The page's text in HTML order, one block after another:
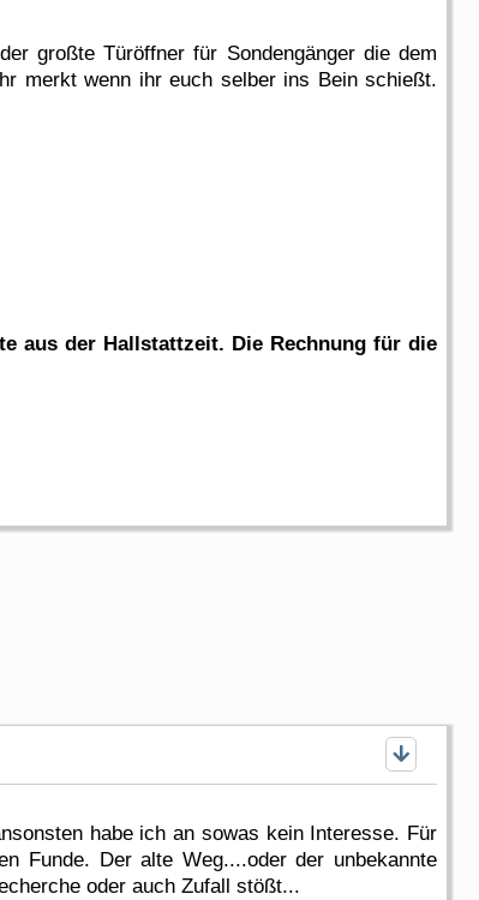
großte Türöffner für Sondengänger die dem
merkt wenn ihr euch selber ins Bein schießt.
aus der Hallstattzeit. Die Rechnung für die
habe ich an sowas kein Interesse. Für
Funde. Der alte Weg....oder der unbekannte
oder auch Zufall stößt...